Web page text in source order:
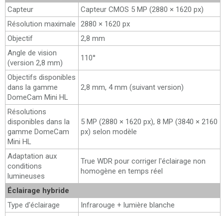
Capteur
Capteur CMOS 5 MP (2880 × 1620 px)
Résolution maximale
2880 × 1620 px
Objectif
2,8 mm
Angle de vision
(version 2,8 mm)
110°
Objectifs disponibles
dans la gamme
DomeCam Mini HL
2,8 mm, 4 mm (suivant version)
Résolutions
disponibles dans la
gamme DomeCam
Mini HL
5 MP (2880 × 1620 px), 8 MP (3840 × 2160
px) selon modèle
Adaptation aux
conditions
lumineuses
True WDR pour corriger l'éclairage non
homogène en temps réel
Éclairage hybride
Type d'éclairage
Infrarouge + lumière blanche